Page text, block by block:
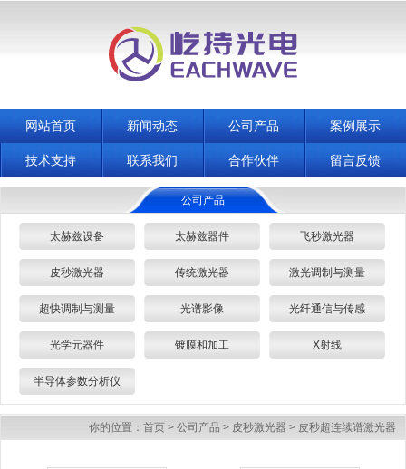
网站首页 新闻动态 公司产品 案例展示
技术支持 联系我们 合作伙伴 留言反馈
公司产品
太赫兹设备 太赫兹器件 飞秒激光器
皮秒激光器 传统激光器 激光调制与测量
超快调制与测量 光谱影像 光纤通信与传感
光学元器件 镀膜和加工 X射线
半导体参数分析仪
你的位置： 首页 > 公司产品 > 皮秒激光器 > 皮秒超连续谱激光器